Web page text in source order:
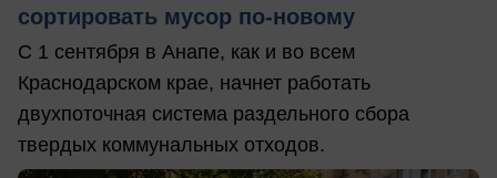
сортировать мусор по-новому
С 1 сентября в Анапе, как и во всем
Краснодарском крае, начнет работать
двухпоточная система раздельного сбора
твердых коммунальных отходов.